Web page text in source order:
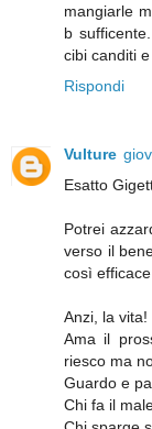
mangiarle
b
cibi canditi
Rispondi
Vulture
Esatto
Potrei
verso il
così
Anzi, la vita!
Ama il
riesco ma
Guardo e
Chi fa il